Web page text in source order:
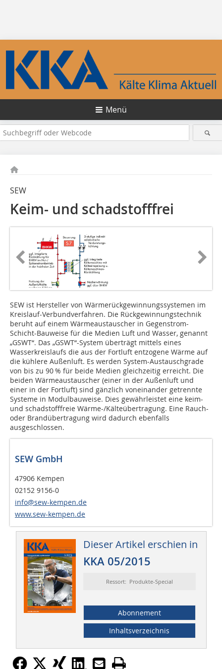
Menü
SEW
Keim- und schadstofffrei
SEW ist Hersteller von Wärmerückgewinnungssystemen im
Kreislauf-Verbundverfahren. Die Rückgewinnungstechnik
beruht auf einem Wärmeaustauscher in Gegenstrom-
Schicht-Bauweise für die Medien Luft und Wasser, genannt
„GSWT“. Das „GSWT“-System überträgt mittels eines
Wasserkreislaufs die aus der Fortluft entzogene Wärme auf
die kühlere Außenluft. Es werden System-Austauschgrade
von bis zu 90 % für beide Medien gleichzeitig erreicht. Die
beiden Wärmeaustauscher (einer in der Außenluft und
einer in der Fortluft) sind gänzlich voneinander getrennte
Systeme in Modulbauweise. Dies gewährleistet eine keim-
und schadstofffreie Wärme-/Kälteübertragung. Eine Rauch-
oder Brandübertragung wird dadurch ebenfalls
ausgeschlossen.
SEW GmbH
47906 Kempen
02152 9156-0
info@sew-kempen.de
www.sew-kempen.de
Dieser Artikel erschien in
KKA 05/2015
Ressort: Produkte-Special
Abonnement
Inhaltsverzeichnis